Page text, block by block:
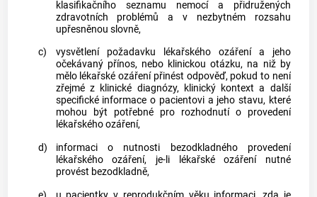
klasifikačního seznamu nemocí a přidružených
zdravotních problémů a v nezbytném rozsahu
upřesněnou slovně,
c)
vysvětlení požadavku lékařského ozářenía jeho
očekávaný přínos, nebo klinickou otázku, na niž by
mělo lékařské ozáření přinést odpověď, pokud to není
zřejmé z klinické diagnózy, klinický kontext a další
specifické informace o pacientovi a jeho stavu, které
mohou být potřebné pro rozhodnutí o provedení
lékařského ozáření,
d)
informaci o nutnosti bezodkladného provedení
lékařského ozáření, je-li lékařské ozářenínutné
provést bezodkladně,